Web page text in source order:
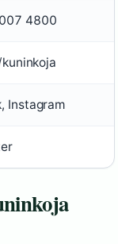
4800
Instagram